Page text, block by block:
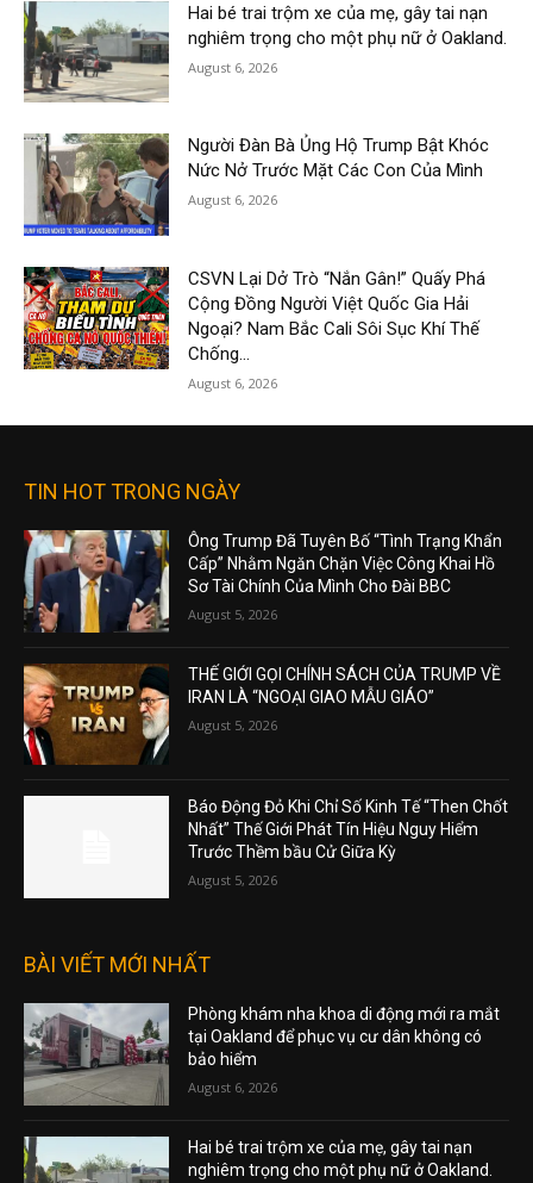
Hai bé trai trộm xe của mẹ, gây tai nạn
nghiêm trọng cho một phụ nữ ở Oakland.
August 6, 2026
Người Đàn Bà Ủng Hộ Trump Bật Khóc
Nức Nở Trước Mặt Các Con Của Mình
August 6, 2026
CSVN Lại Dở Trò “Nắn Gân!” Quấy Phá
Cộng Đồng Người Việt Quốc Gia Hải
Ngoại? Nam Bắc Cali Sôi Sục Khí Thế
Chống...
August 6, 2026
TIN HOT TRONG NGÀY
Ông Trump Đã Tuyên Bố “Tình Trạng Khẩn
Cấp” Nhằm Ngăn Chặn Việc Công Khai Hồ
Sơ Tài Chính Của Mình Cho Đài BBC
August 5, 2026
THẾ GIỚI GỌI CHÍNH SÁCH CỦA TRUMP VỀ
IRAN LÀ “NGOẠI GIAO MẪU GIÁO”
August 5, 2026
Báo Động Đỏ Khi Chỉ Số Kinh Tế “Then Chốt
Nhất” Thế Giới Phát Tín Hiệu Nguy Hiểm
Trước Thềm bầu Cử Giữa Kỳ
August 5, 2026
BÀI VIẾT MỚI NHẤT
Phòng khám nha khoa di động mới ra mắt
tại Oakland để phục vụ cư dân không có
bảo hiểm
August 6, 2026
Hai bé trai trộm xe của mẹ, gây tai nạn
nghiêm trọng cho một phụ nữ ở Oakland.